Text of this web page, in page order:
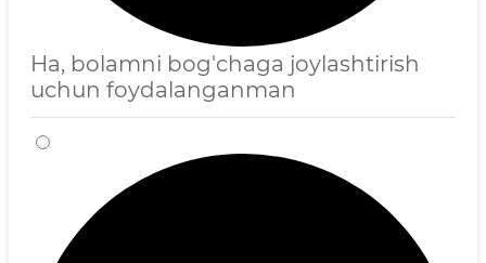
Ha, bolamni bog'chaga joylashtirish
uchun foydalanganman